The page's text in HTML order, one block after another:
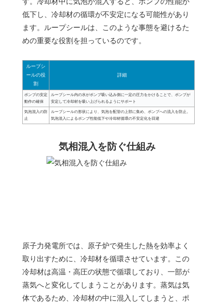
低下し、冷却材の循環が不安定になる可能性があり
ます。ループシールは、このような事態を避けるた
めの重要な役割を担っているのです。
ループシ
ールの役
割
詳細
ポンプの安定
動作の確保
ループシール内の水がポンプ吸い込み側に一定の圧力をかけることで、ポンプが
安定して冷却材を吸い上げられるようにサポート
気泡混入の防
止
ループシールの形状により、気泡を配管の上部に集め、ポンプへの流入を防止。
気泡混入によるポンプ性能低下や冷却材循環の不安定化を回避
気相混入を防ぐ仕組み
原子力発電所では、原子炉で発生した熱を効率よく
取り出すために、冷却材を循環させています。この
冷却材は高温・高圧の状態で循環しており、一部が
蒸気へと変化してしまうことがあります。蒸気は気
体であるため、冷却材の中に混入してしまうと、ポ